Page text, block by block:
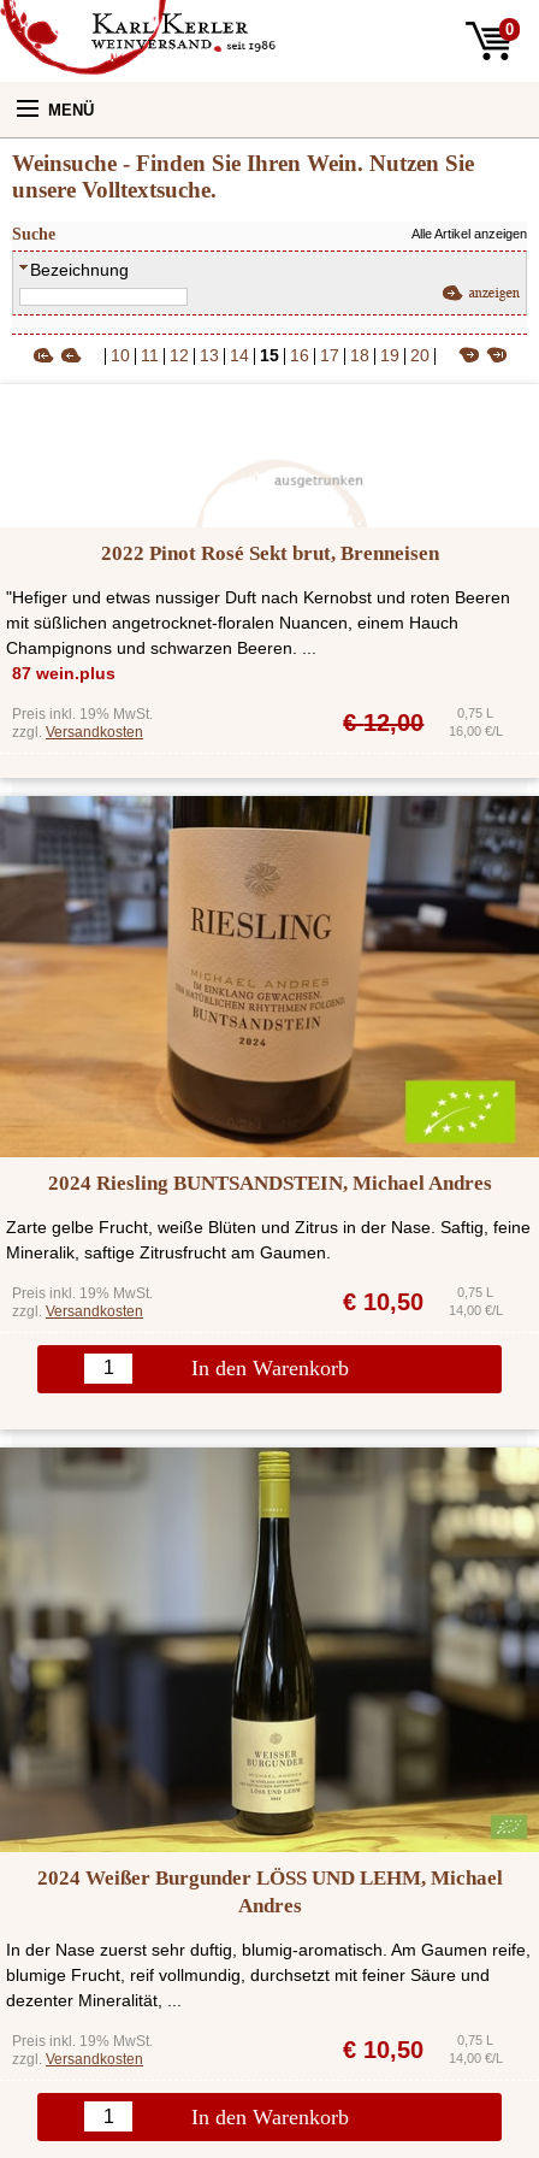
0
MENÜ
Unsere Weine:
Unser Laden:
Newsletter
Weinsuche - Finden Sie Ihren Wein. Nutzen Sie
unsere Volltextsuche.
Suche Alle Artikel anzeigen
Bezeichnung
10 11 12 13 14 15 16 17 18 19 20
2022 Pinot Rosé Sekt brut, Brenneisen
"Hefiger und etwas nussiger Duft nach Kernobst und roten Beeren
mit süßlichen angetrocknet-floralen Nuancen, einem Hauch
Champignons und schwarzen Beeren. ...
87 wein.plus
Preis inkl. 19% MwSt.
zzgl. Versandkosten €12,00
0,75 L
16,00 €/L
2024 Riesling BUNTSANDSTEIN, Michael Andres
Zarte gelbe Frucht, weiße Blüten und Zitrus in der Nase. Saftig, feine
Mineralik, saftige Zitrusfrucht am Gaumen.
Preis inkl. 19% MwSt.
zzgl. Versandkosten € 10,50
0,75 L
14,00 €/L
In den Warenkorb
2024 Weißer Burgunder LÖSS UND LEHM, Michael
Andres
In der Nase zuerst sehr duftig, blumig-aromatisch. Am Gaumen reife,
blumige Frucht, reif vollmundig, durchsetzt mit feiner Säure und
dezenter Mineralität, ...
Preis inkl. 19% MwSt.
zzgl. Versandkosten € 10,50
0,75 L
14,00 €/L
In den Warenkorb